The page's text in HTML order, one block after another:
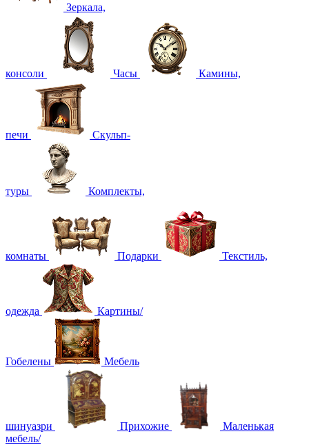
Зеркала,
консоли Часы Камины,
печи Скульп-
туры Комплекты,
комнаты Подарки Текстиль,
одежда Картины/
Гобелены Мебель
шинуазри Прихожие
Маленькая
мебель/